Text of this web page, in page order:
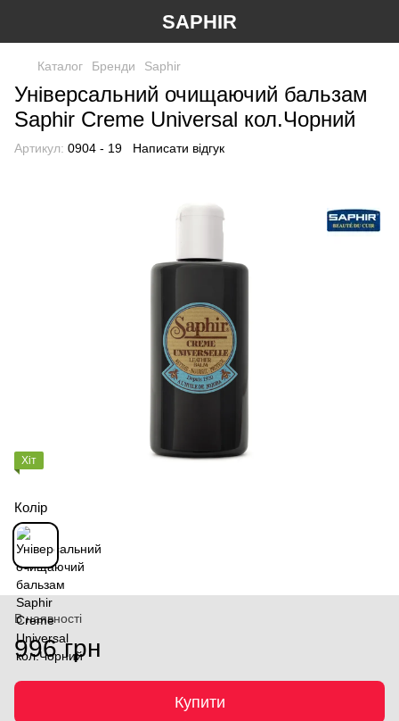
SAPHIR
Каталог Бренди Saphir
Універсальний очищаючий бальзам
Saphir Creme Universal кол.Чорний
Артикул: 0904 - 19 Написати відгук
Хіт
Колір
В наявності
996 грн
Купити